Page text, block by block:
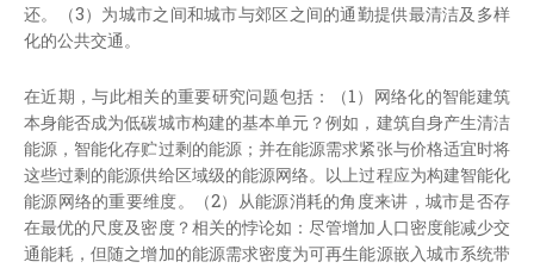
还。（3）为城市之间和城市与郊区之间的通勤提供最清洁及多样
化的公共交通。
在近期，与此相关的重要研究问题包括：（1）网络化的智能建筑
本身能否成为低碳城市构建的基本单元？例如，建筑自身产生清洁
能源，智能化存贮过剩的能源；并在能源需求紧张与价格适宜时将
这些过剩的能源供给区域级的能源网络。以上过程应为构建智能化
能源网络的重要维度。（2）从能源消耗的角度来讲，城市是否存
在最优的尺度及密度？相关的悖论如：尽管增加人口密度能减少交
通能耗，但随之增加的能源需求密度为可再生能源嵌入城市系统带